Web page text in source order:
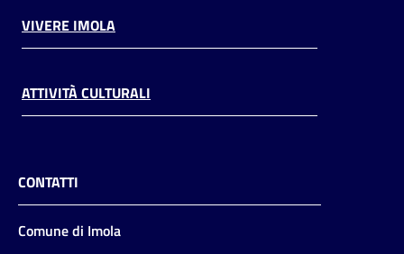
VIVERE IMOLA
ATTIVITÀ CULTURALI
CONTATTI
Comune di Imola